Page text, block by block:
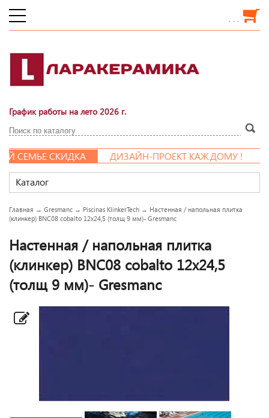
. . .
График работы на лето 2026 г.
СЕМЬЕ СКИДКА
ДИЗАЙН-ПРОЕКТ КАЖДОМУ !
Каталог
Главная → Gresmanc → Piscinas KlinkerTech → Настенная / напольная плитка
(клинкер) BNC08 cobalto 12x24,5 (толщ 9 мм)- Gresmanc
Настенная / напольная плитка
(клинкер) BNC08 cobalto 12x24,5
(толщ 9 мм)- Gresmanc